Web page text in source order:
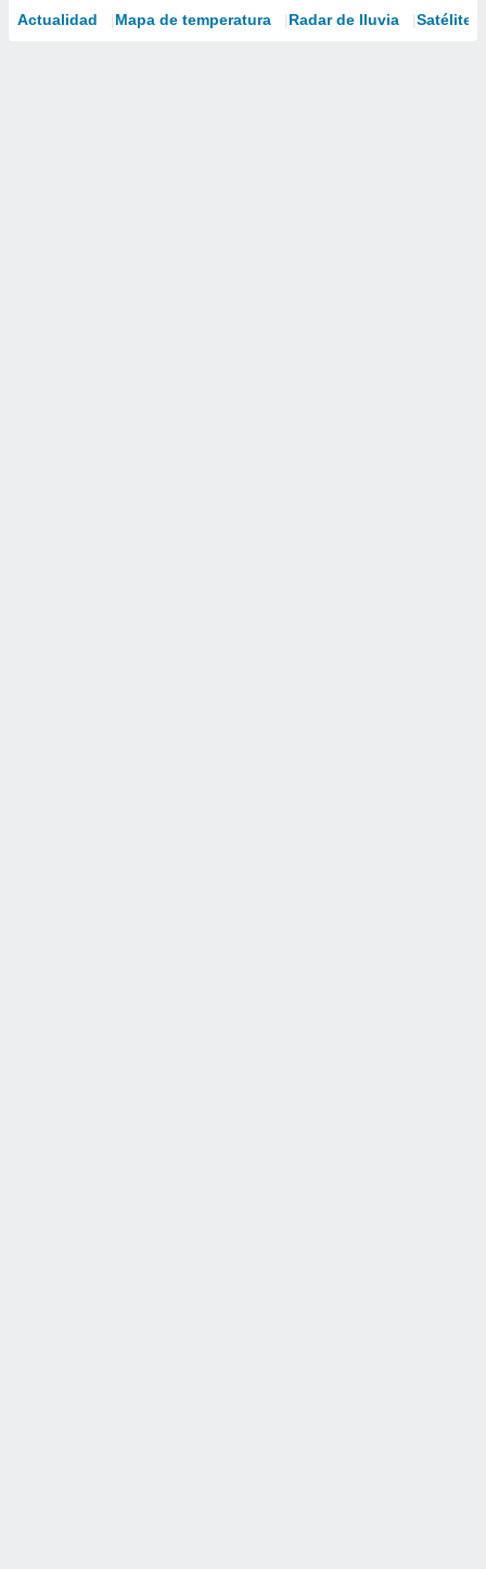
Actualidad Mapa de temperatura Radar de lluvia Satélites